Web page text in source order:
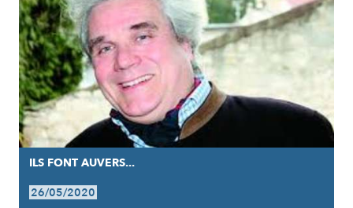
ILS FONT AUVERS...
26/05/2020